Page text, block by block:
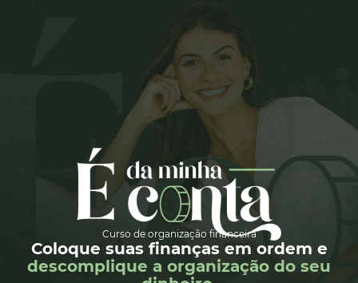
Curso de organização financeira
Coloque suas finanças em ordem e
descomplique a organização do seu